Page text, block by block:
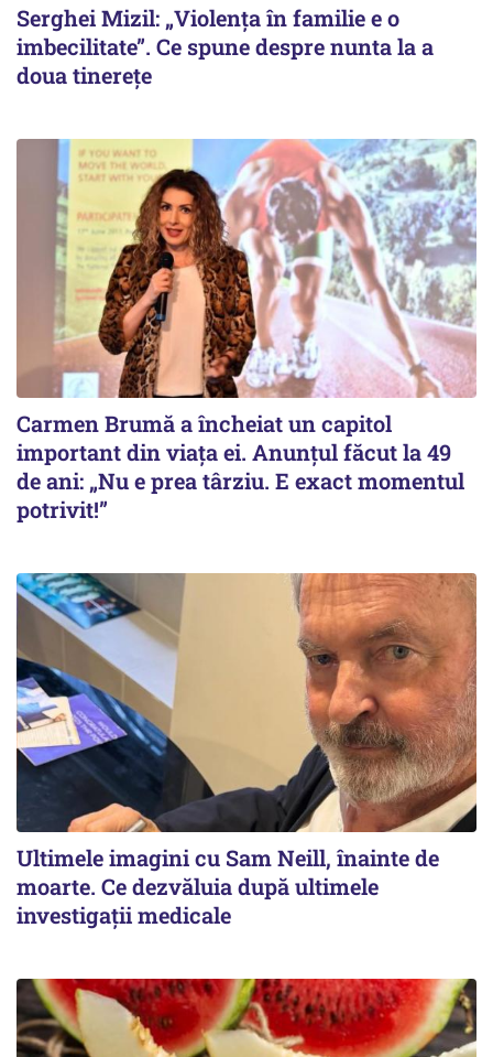
Serghei Mizil: „Violența în familie e o
imbecilitate”. Ce spune despre nunta la a
doua tinerețe
Carmen Brumă a încheiat un capitol
important din viața ei. Anunțul făcut la 49
de ani: „Nu e prea târziu. E exact momentul
potrivit!”
Ultimele imagini cu Sam Neill, înainte de
moarte. Ce dezvăluia după ultimele
investigații medicale